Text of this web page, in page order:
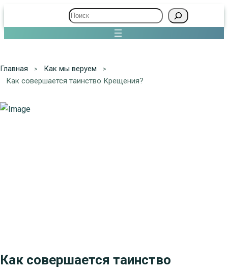
Поиск
Главная
Как мы веруем
Как совершается таинство Крещения?
Как совершается таинство